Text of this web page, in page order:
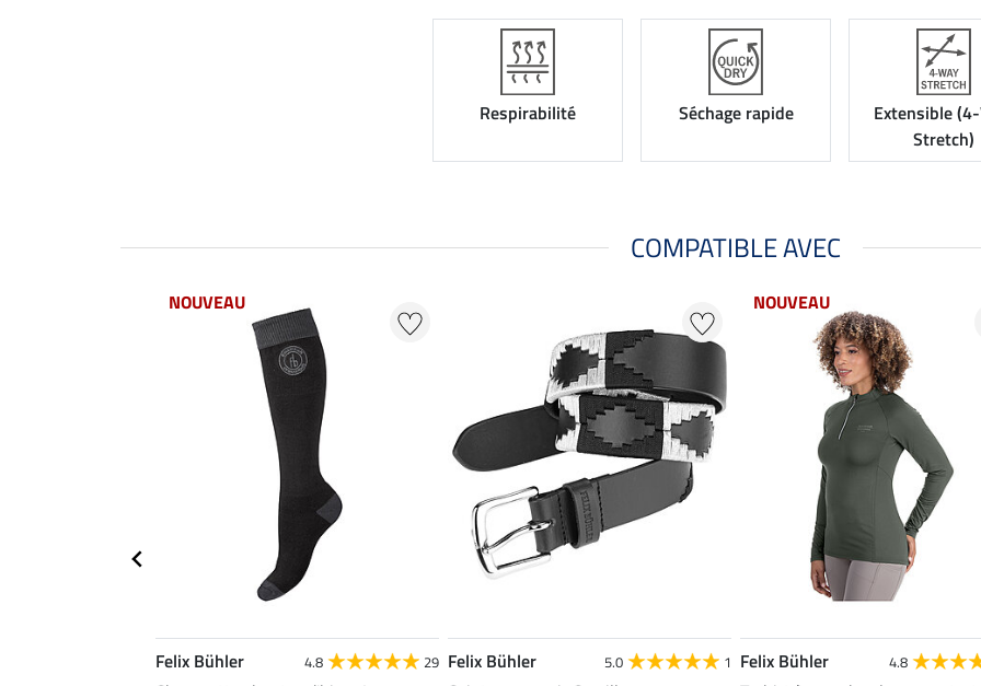
Respirabilité Séchage rapide
Extensible
Stretch)
COMPATIBLE AVEC
NOUVEAU
Felix Bühler 4.8 29 Felix Bühler 5.0 1
NOUVEAU
Felix Bühler 4.8